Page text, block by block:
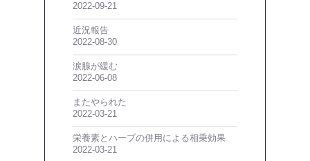
2022-09-21
近況報告
2022-08-30
涙腺が緩む
2022-06-08
またやられた
2022-03-21
栄養素とハーブの併用による相乗効果
2022-03-21